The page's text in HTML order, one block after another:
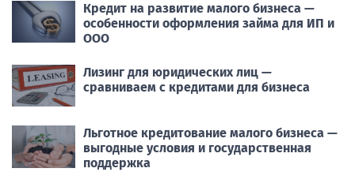
Кредит на развитие малого бизнеса —
особенности оформления займа для ИП и
ООО
Лизинг для юридических лиц —
сравниваем с кредитами для бизнеса
Льготное кредитование малого бизнеса —
выгодные условия и государственная
поддержка